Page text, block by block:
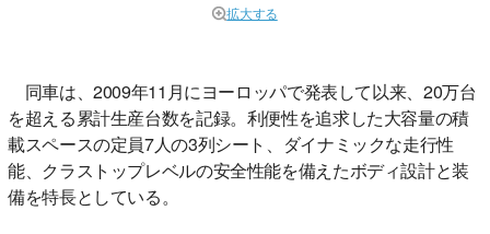
拡大する
同車は、2009年11月にヨーロッパで発表して以来、20万台
を超える累計生産台数を記録。利便性を追求した大容量の積
載スペースの定員7人の3列シート、ダイナミックな走行性
能、クラストップレベルの安全性能を備えたボディ設計と装
備を特長としている。